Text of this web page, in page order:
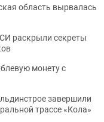
область вырвалась
раскрыли секреты
монету с
завершили
трассе «Кола»